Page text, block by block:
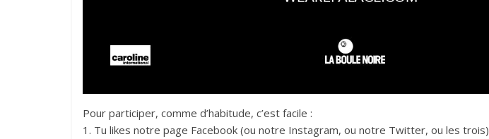
Pour participer, comme d’habitude, c’est facile :
1. Tu likes notre page Facebook (ou notre Instagram, ou notre Twitter, ou les trois)